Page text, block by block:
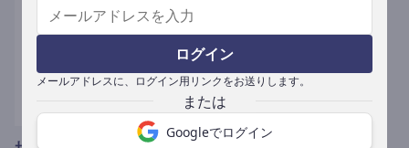
ログイン
メールアドレスに、ログイン用リンクをお送りします。
Googleでログイン